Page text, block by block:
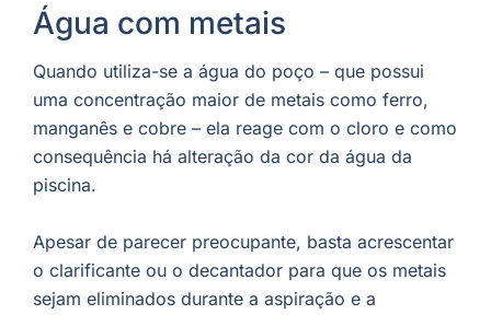
Água com metais
Quando utiliza-se a água do poço – que possui
uma concentração maior de metais como ferro,
manganês e cobre – ela reage com o cloro e como
consequência há alteração da cor da água da
piscina.
Apesar de parecer preocupante, basta acrescentar
o clarificante ou o decantador para que os metais
sejam eliminados durante a aspiração e a